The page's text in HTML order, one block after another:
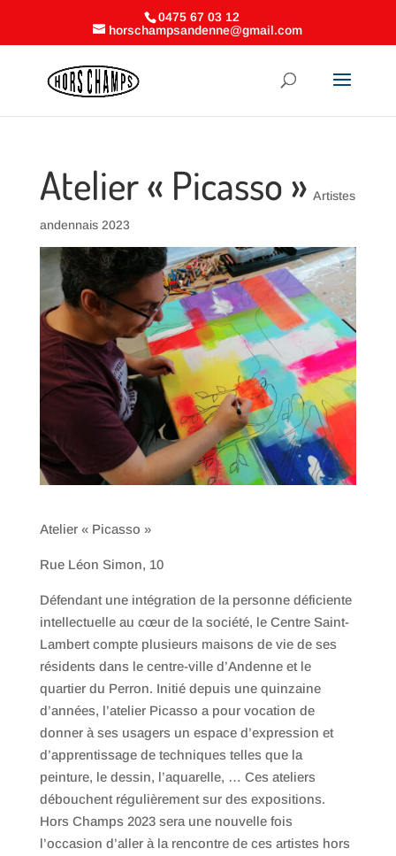
0475 67 03 12
horschampsandenne@gmail.com
Atelier « Picasso » Artistes
andennais 2023
Atelier « Picasso »
Rue Léon Simon, 10
Défendant une intégration de la personne déficiente
intellectuelle au cœur de la société, le Centre Saint-
Lambert compte plusieurs maisons de vie de ses
résidents dans le centre-ville d’Andenne et le
quartier du Perron. Initié depuis une quinzaine
d’années, l’atelier Picasso a pour vocation de
donner à ses usagers un espace d’expression et
d’apprentissage de techniques telles que la
peinture, le dessin, l’aquarelle, … Ces ateliers
débouchent régulièrement sur des expositions.
Hors Champs 2023 sera une nouvelle fois
l’occasion d’aller à la rencontre de ces artistes hors